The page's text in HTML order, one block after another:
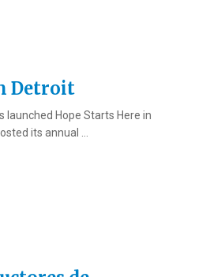
Detroit
launched Hope Starts Here in
its annual ...